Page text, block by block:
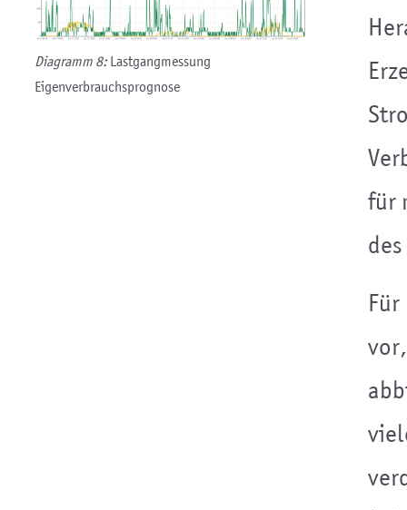
Diagramm 8:Lastgangmessung
Eigenverbrauchsprognose
für